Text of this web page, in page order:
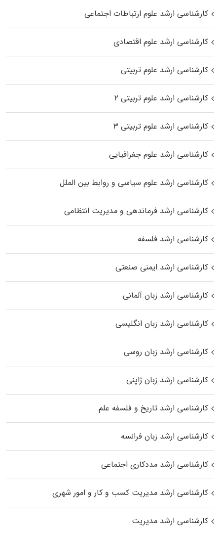
کارشناسی ارشد علوم ارتباطات اجتماعی
کارشناسی ارشد علوم اقتصادی
کارشناسی ارشد علوم تربیتی
کارشناسی ارشد علوم تربیتی ۲
کارشناسی ارشد علوم تربیتی ۳
کارشناسی ارشد علوم جغرافیایی
کارشناسی ارشد علوم سیاسی و روابط بین الملل
کارشناسی ارشد فرماندهی و مدیریت انتظامی
کارشناسی ارشد فلسفه
کارشناسی ارشد ایمنی صنعتی
کارشناسی ارشد زبان آلمانی
کارشناسی ارشد زبان انگلیسی
کارشناسی ارشد زبان روسی
کارشناسی ارشد زبان ژاپنی
کارشناسی ارشد تاریخ و فلسفه علم
کارشناسی ارشد زبان فرانسه
کارشناسی ارشد مددکاری اجتماعی
کارشناسی ارشد مدیریت کسب و کار و امور شهری
کارشناسی ارشد مدیریت